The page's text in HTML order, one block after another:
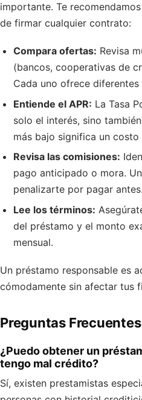
importante. Te
de firmar cualquier contrato:
Compara ofertas: Revisa
(bancos, cooperativas de
Cada uno ofrece diferentes
Entiende el APR: La Tasa
solo el interés, sino
más bajo significa un costo
Revisa las comisiones:
pago anticipado o mora.
penalizarte por pagar antes.
Lee los términos:
del préstamo y el monto
mensual.
Un préstamo responsable es
cómodamente sin afectar tus
Preguntas Frecuentes
¿Puedo obtener un
tengo mal crédito?
Sí, existen prestamistas